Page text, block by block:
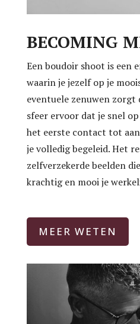
BECOMING
Een boudoir shoot is een
waarin je jezelf op je
eventuele zenuwen zorgt
sfeer ervoor dat je snel
het eerste contact tot
je volledig begeleid. Het
zelfverzekerde beelden
krachtig en mooi je
MEER WETEN